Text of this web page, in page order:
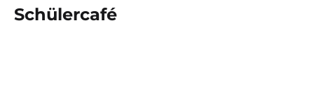
Schülercafé